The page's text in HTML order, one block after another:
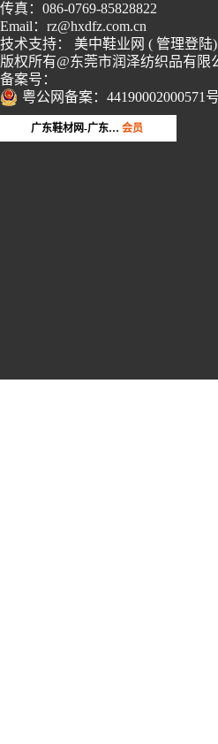
传真：086-0769-85828822
Email：rz@hxdfz.com.cn
技术支持：
美中鞋业网 ( 管理登陆)
版权所有@东莞市润泽纺织品有限
备案号：
粤公网备案：44190002000571号
品牌会员 第16年
广东鞋材网-广东省鞋材行业协会 会员